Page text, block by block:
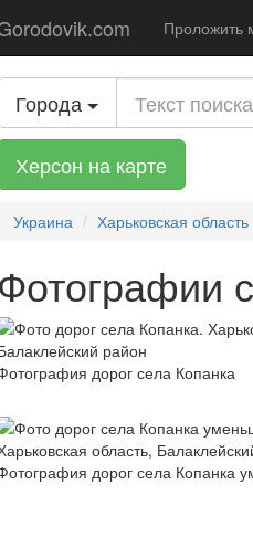
Проложить
Города
Херсон на карте
Украина Харьковская область
Фотографии
дорог села Копанка
дорог села Копанка